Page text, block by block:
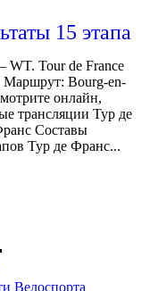
15 этапа
Tour de France
Маршрут: Bourg-en-
онлайн,
трансляции Тур де
Составы
Тур де Франс...
Велоспорта